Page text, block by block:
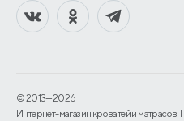
© 2013—2026
Интернет-магазин кроватей и матрасов